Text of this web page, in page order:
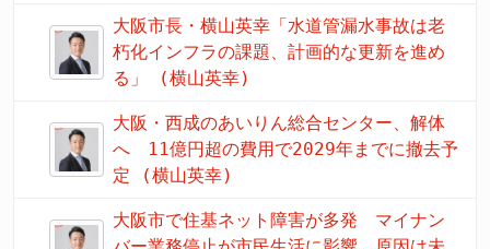
大阪市長・横山英幸「水道管漏水事故は老
朽化インフラの課題、計画的な更新を進め
る」 (横山英幸)
大阪・西成のあいりん総合センター、解体
へ 11億円超の費用で2029年までに撤去予
定 (横山英幸)
大阪市で住基ネット障害が多発 マイナン